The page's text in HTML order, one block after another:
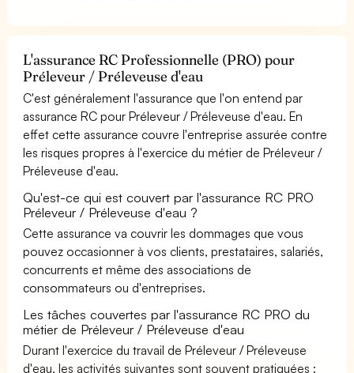
L'assurance RC Professionnelle (PRO) pour
Préleveur / Préleveuse d'eau
C'est généralement l'assurance que l'on entend par
assurance RC pour Préleveur / Préleveuse d'eau. En
effet cette assurance couvre l'entreprise assurée contre
les risques propres à l'exercice du métier de Préleveur /
Préleveuse d'eau.
Qu'est-ce qui est couvert par l'assurance RC PRO
Préleveur / Préleveuse d'eau ?
Cette assurance va couvrir les dommages que vous
pouvez occasionner à vos clients, prestataires, salariés,
concurrents et même des associations de
consommateurs ou d'entreprises.
Les tâches couvertes par l'assurance RC PRO du
métier de Préleveur / Préleveuse d'eau
Durant l'exercice du travail de Préleveur / Préleveuse
d'eau, les activités suivantes sont souvent pratiquées :